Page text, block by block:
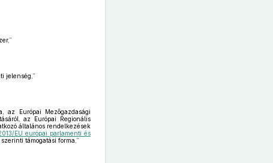
jelenség,”
az Európai Mezőgazdasági
az Európai Regionális
általános rendelkezések
EU európai parlamenti és
szerinti támogatási forma,”